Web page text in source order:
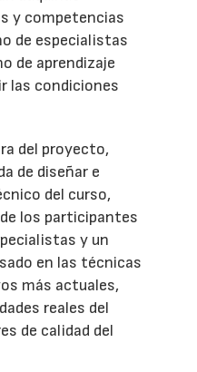
y competencias
de especialistas
de aprendizaje
las condiciones
del proyecto,
de diseñar e
del curso,
los participantes
y un
en las técnicas
más actuales,
reales del
de calidad del